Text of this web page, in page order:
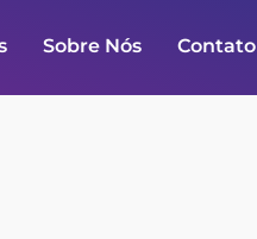
Sobre Nós Contato